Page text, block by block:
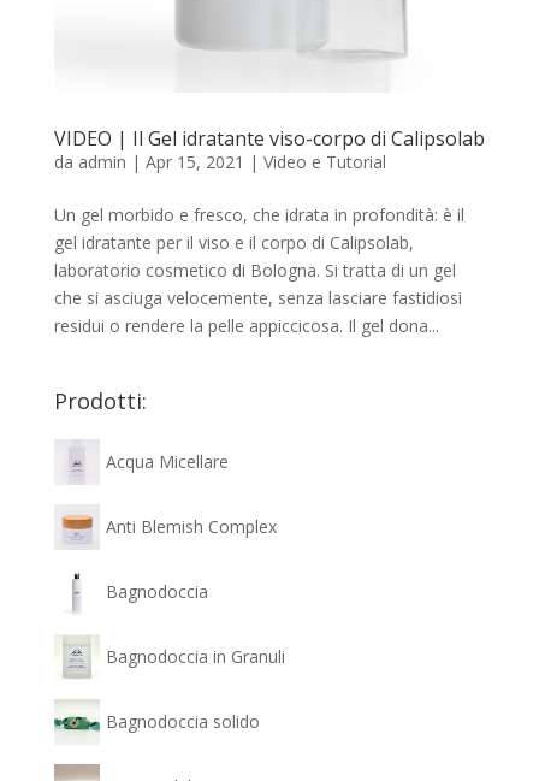
VIDEO | Il Gel idratante viso-corpo di Calipsolab
da admin | Apr 15, 2021 | Video e Tutorial
Un gel morbido e fresco, che idrata in profondità: è il
gel idratante per il viso e il corpo di Calipsolab,
laboratorio cosmetico di Bologna. Si tratta di un gel
che si asciuga velocemente, senza lasciare fastidiosi
residui o rendere la pelle appiccicosa. Il gel dona...
Prodotti:
Acqua Micellare
Anti Blemish Complex
Bagnodoccia
Bagnodoccia in Granuli
Bagnodoccia solido